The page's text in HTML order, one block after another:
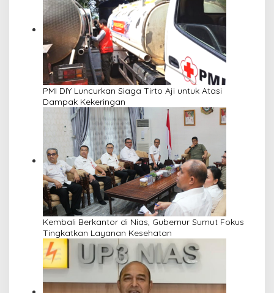
PMI DIY Luncurkan Siaga Tirto Aji untuk Atasi
Dampak Kekeringan
Kembali Berkantor di Nias, Gubernur Sumut Fokus
Tingkatkan Layanan Kesehatan